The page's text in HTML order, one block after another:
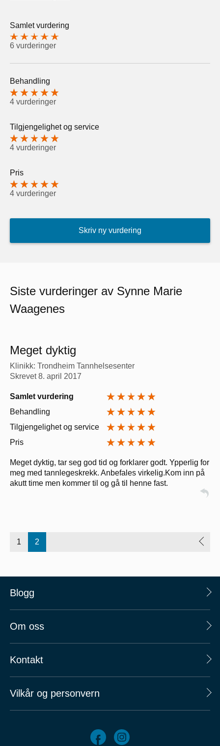
Samlet vurdering
6 vurderinger
Behandling
4 vurderinger
Tilgjengelighet og service
4 vurderinger
Pris
4 vurderinger
Skriv ny vurdering
Siste vurderinger av Synne Marie
Waagenes
Meget dyktig
Klinikk: Trondheim Tannhelsesenter
Skrevet8. april 2017
Samlet vurdering
Behandling
Tilgjengelighet og service
Pris
Meget dyktig, tar seg god tid og forklarer godt. Ypperlig for
meg med tannlegeskrekk. Anbefales virkelig.Kom inn på
akutt time men kommer til og gå til henne fast.
1 2
Blogg
Om oss
Kontakt
Vilkår og personvern